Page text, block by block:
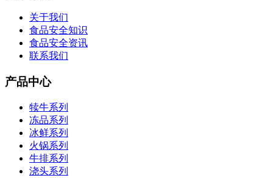
关于我们
食品安全知识
食品安全资讯
联系我们
产品中心
犊牛系列
冻品系列
冰鲜系列
火锅系列
牛排系列
浇头系列